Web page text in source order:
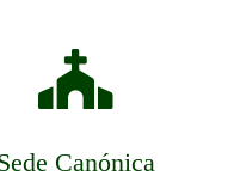

Canónica